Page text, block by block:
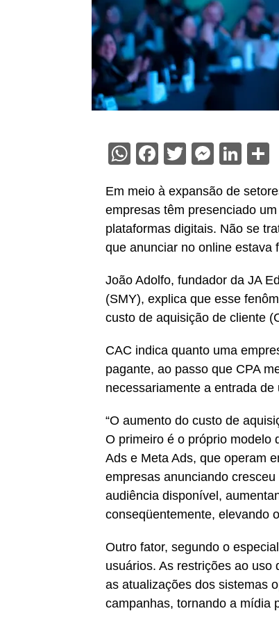
WhatsApp
Facebook
Twitter
Em meio à expansão de
empresas têm presenciado
plataformas digitais. Não se
que anunciar no online estava
João Adolfo, fundador da JA
(SMY), explica que esse
custo de aquisição de cliente
CAC indica quanto uma
pagante, ao passo que CPA
necessariamente a entrada de
“O aumento do custo de
O primeiro é o próprio modelo
Ads e Meta Ads, que operam
empresas anunciando
audiência disponível,
conseqüentemente, elevando
Outro fator, segundo o
usuários. As restrições ao
as atualizações dos sistemas
campanhas, tornando a mídia